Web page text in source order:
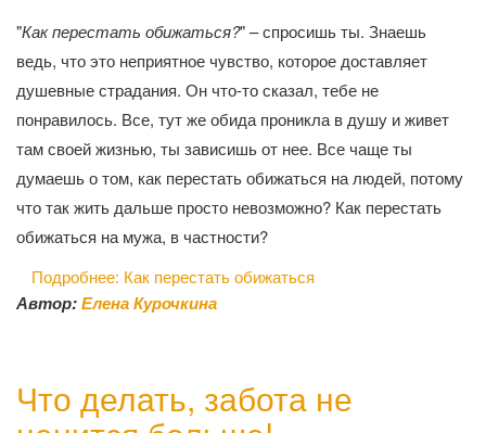
"Как перестать обижаться?" – спросишь ты. Знаешь
ведь, что это неприятное чувство, которое доставляет
душевные страдания. Он что-то сказал, тебе не
понравилось. Все, тут же обида проникла в душу и живет
там своей жизнью, ты зависишь от нее. Все чаще ты
думаешь о том, как перестать обижаться на людей, потому
что так жить дальше просто невозможно? Как перестать
обижаться на мужа, в частности?
Подробнее: Как перестать обижаться
Автор:Елена Курочкина
Что делать, забота не